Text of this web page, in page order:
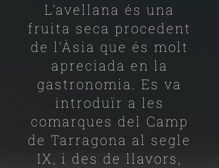
L’avellana és una
fruita seca procedent
de l’Àsia que és molt
apreciada en la
gastronomia. Es va
introduïr a les
comarques del Camp
de Tarragona al segle
IX, i des de llavors,